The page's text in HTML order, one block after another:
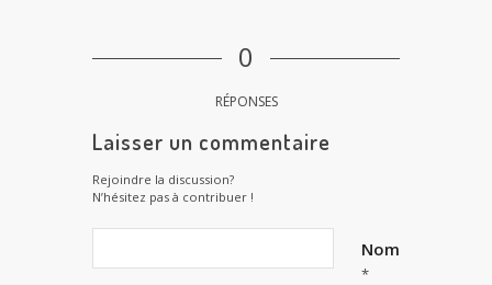
0
RÉPONSES
Laisser un commentaire
Rejoindre la discussion?
N’hésitez pas à contribuer !
Nom
*